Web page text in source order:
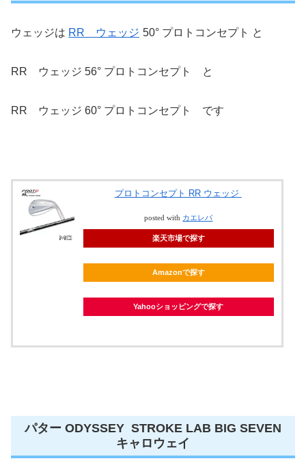
ウェッジは RR ウェッジ 50° プロトコンセプト と
RR ウェッジ 56° プロトコンセプト と
RR ウェッジ 60° プロトコンセプト です
プロトコンセプト RR ウェッジ
posted with カエレバ
楽天市場で探す
Amazonで探す
Yahooショッピングで探す
パター ODYSSEY STROKE LAB BIG SEVEN
キャロウェイ